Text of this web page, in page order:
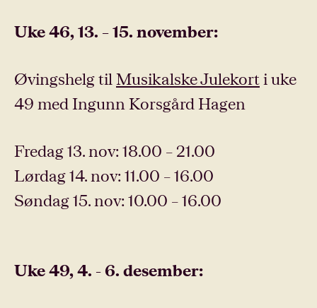
Uke 46, 13. – 15. november:
Øvingshelg til Musikalske Julekort i uke
49 med Ingunn Korsgård Hagen
Fredag 13. nov: 18.00 – 21.00
Lørdag 14. nov: 11.00 – 16.00
Søndag 15. nov: 10.00 – 16.00
Uke 49, 4. - 6. desember: